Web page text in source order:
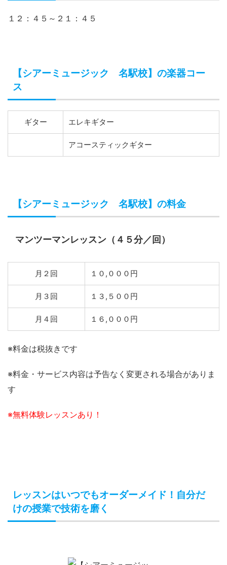
１２：４５～２１：４５
【シアーミュージック 名駅校】の楽器コー
ス
ギター エレキギター
アコースティックギター
【シアーミュージック 名駅校】の料金
マンツーマンレッスン（４５分／回）
月２回 １０,０００円
月３回 １３,５００円
月４回 １６,０００円
※料金は税抜きです
※料金・サービス内容は予告なく変更される場合がありま
す
※無料体験レッスンあり！
レッスンはいつでもオーダーメイド！自分だ
けの授業で技術を磨く